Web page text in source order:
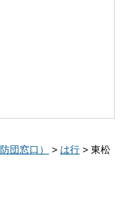
団窓口） > は行 > 東松